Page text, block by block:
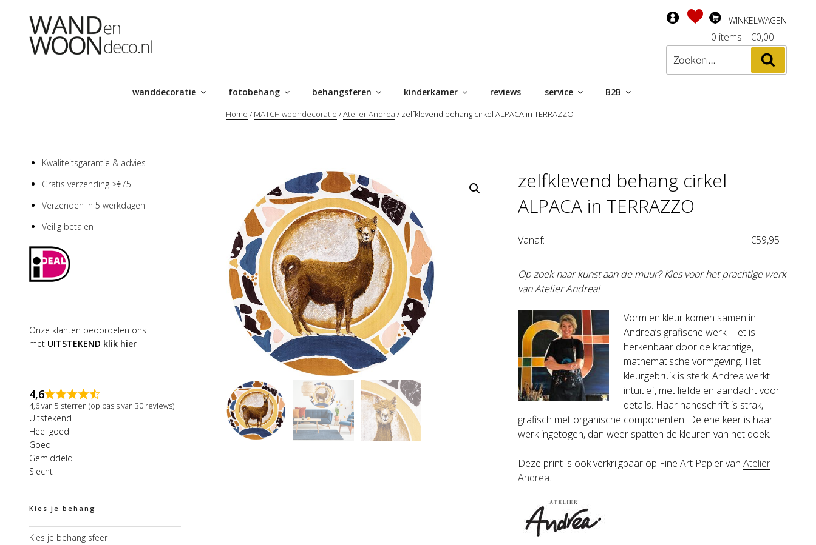
WINKELWAGEN
- €0,00
0 items
Zoeken
naar:
wanddecoratie fotobehang behangsferen kinderkamer reviews service B2B
Home / MATCH woondecoratie /Atelier Andrea / zelfklevend behang cirkel ALPACA in TERRAZZO
zelfklevend behang cirkel
ALPACA in TERRAZZO
Vanaf: €59,95
Op zoek naar kunst aan de muur? Kies voor het prachtige werk
van Atelier Andrea!
Vorm en kleur komen samen in
Andrea’s grafische werk. Het is
herkenbaar door de krachtige,
mathematische vormgeving. Het
kleurgebruik is sterk. Andrea werkt
intuïtief, met liefde en aandacht voor
details. Haar handschrift is strak,
grafisch met organische componenten. De ene keer is haar
werk ingetogen, dan weer spatten de kleuren van het doek.
Deze print is ook verkrijgbaar op Fine Art Papier van Atelier
Andrea.
Kwaliteitsgarantie & advies
Gratis verzending >€75
Verzenden in 5 werkdagen
Veilig betalen
Onze klanten beoordelen ons
met UITSTEKEND klik hier
4,6
4,6 van 5 sterren (op basis van 30 reviews)
Uitstekend
Heel goed
Goed
Gemiddeld
Slecht
Kies je behang
Kies je behang sfeer